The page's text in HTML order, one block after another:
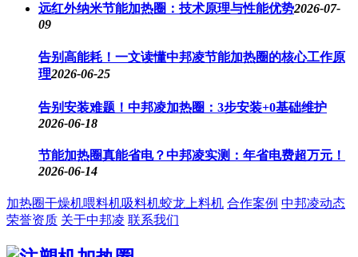
远红外纳米节能加热圈：技术原理与性能优势2026-07-
09
告别高能耗！一文读懂中邦凌节能加热圈的核心工作原
理2026-06-25
告别安装难题！中邦凌加热圈：3步安装+0基础维护
2026-06-18
节能加热圈真能省电？中邦凌实测：年省电费超万元！
2026-06-14
加热圈干燥机喂料机吸料机蛟龙上料机 合作案例 中邦凌动态
荣誉资质 关于中邦凌 联系我们